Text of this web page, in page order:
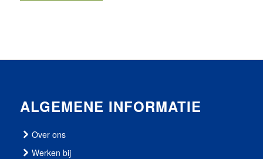
ALGEMENE INFORMATIE
Over ons
Werken bij